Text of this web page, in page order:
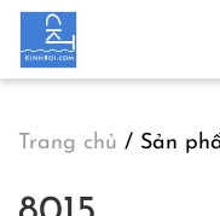
Skip to main
Trang chủ / Sản